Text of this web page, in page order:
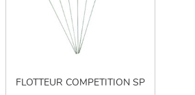
FLOTTEUR COMPETITION SP